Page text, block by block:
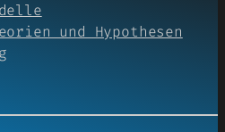
und Hypothesen